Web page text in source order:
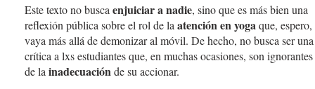
Este texto no busca enjuiciar a nadie, sino que es más bien una
reflexión pública sobre el rol de la atención en yogaque, espero,
vaya más allá de demonizar al móvil. De hecho, no busca ser una
crítica a lxs estudiantes que, en muchas ocasiones, son ignorantes
de la inadecuaciónde su accionar.